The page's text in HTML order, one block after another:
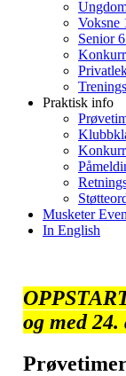
Voksne
Senior
Praktisk info
Musketer
In English
og med 24.